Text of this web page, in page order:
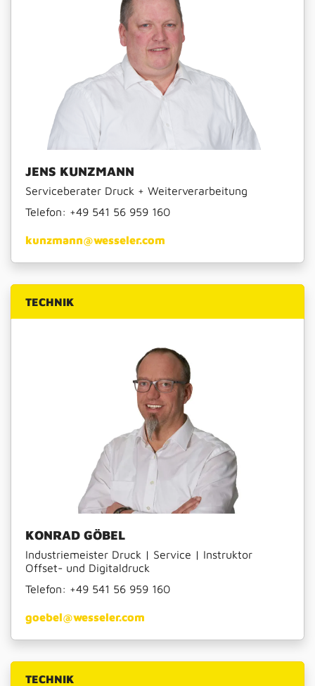
JENS KUNZMANN
Serviceberater Druck + Weiterverarbeitung
Telefon: +49 541 56 959 160
kunzmann@wesseler.com
TECHNIK
KONRAD GÖBEL
Industriemeister Druck | Service | Instruktor
Offset- und Digitaldruck
Telefon: +49 541 56 959 160
goebel@wesseler.com
TECHNIK